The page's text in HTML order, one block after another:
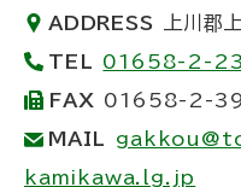
に
戻
る
ADDRESS
上川郡
TEL
01658-2-
FAX 01658-2-
MAIL
kamikawa.lg.jp